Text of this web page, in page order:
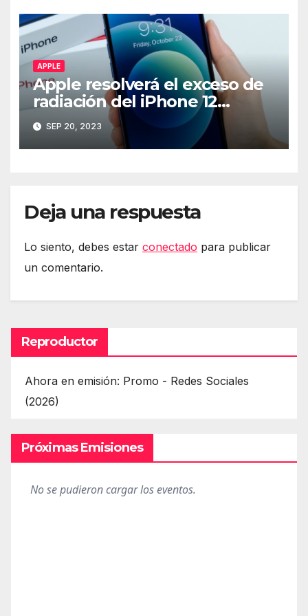
APPLE
Apple resolverá el exceso de
radiación del iPhone 12
mediante software
SEP 20, 2023
Deja una respuesta
Lo siento, debes estar conectado para publicar
un comentario.
Reproductor
Ahora en emisión: Promo - Redes Sociales
(2026)
Próximas Emisiones